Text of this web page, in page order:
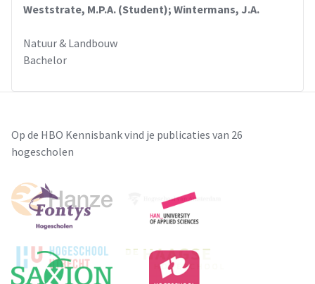
Weststrate, M.P.A. (Student); Wintermans, J.A.
Natuur & Landbouw
Bachelor
Op de HBO Kennisbank vind je publicaties van 26
hogescholen